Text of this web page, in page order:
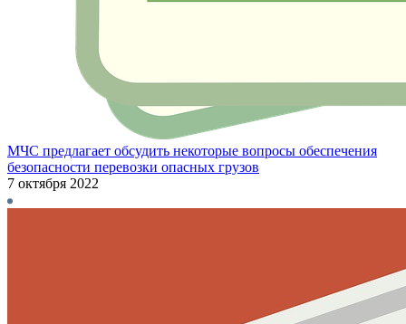
МЧС предлагает обсудить некоторые вопросы обеспечения
безопасности перевозки опасных грузов
7 октября 2022